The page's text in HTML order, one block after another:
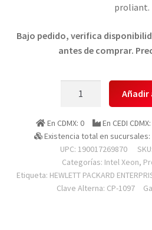
proliant.
Bajo pedido, verifica
antes de comprar.
Enterprise
P02492-
b21
Procesador
Hpe
Dl380
En CDMX: 0 En CEDI CDMX:
Existencia total en sucursales:
UPC: 190017269870
SKU:
Categorías: Intel Xeon,
Etiqueta: HEWLETT PACKARD
Clave Alterna: CP-1097